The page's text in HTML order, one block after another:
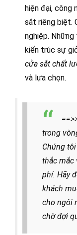
hiện đại, công
sắt riêng biệt.
nghiệp.
kiến trúc sự
cửa sắt chất
và lựa chọn.
trong
Chúng
thắc mắc
phí. Hãy
khách
cho ngôi
chờ đợi